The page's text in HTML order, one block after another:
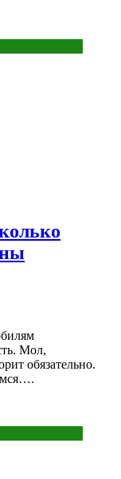
Мол,
обязательно.